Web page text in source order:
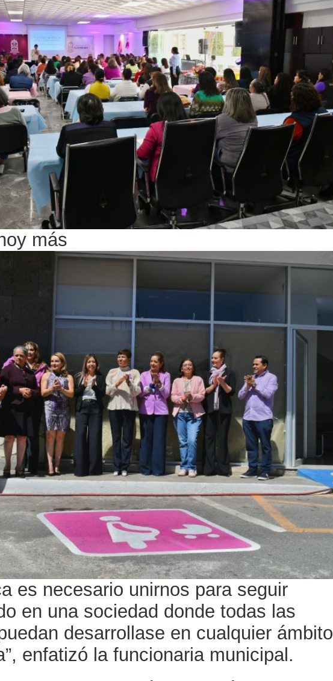
más
es necesario unirnos para seguir
en una sociedad donde todas las
desarrollase en cualquier ámbito
enfatizó la funcionaria municipal.